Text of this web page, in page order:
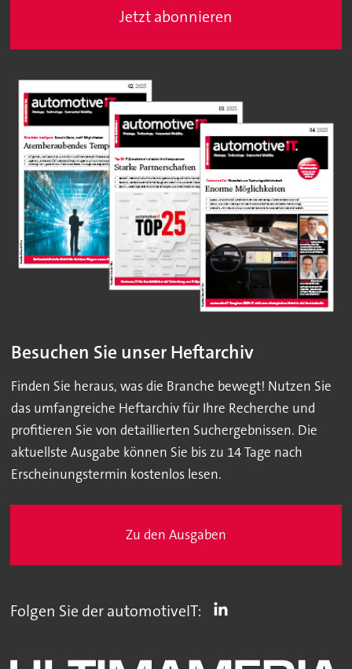
Jetzt abonnieren
Besuchen Sie unser Heftarchiv
Finden Sie heraus, was die Branche bewegt! Nutzen Sie
das umfangreiche Heftarchiv für Ihre Recherche und
profitieren Sie von detaillierten Suchergebnissen. Die
aktuellste Ausgabe können Sie bis zu 14 Tage nach
Erscheinungstermin kostenlos lesen.
Zu den Ausgaben
Folgen Sie der automotiveIT: